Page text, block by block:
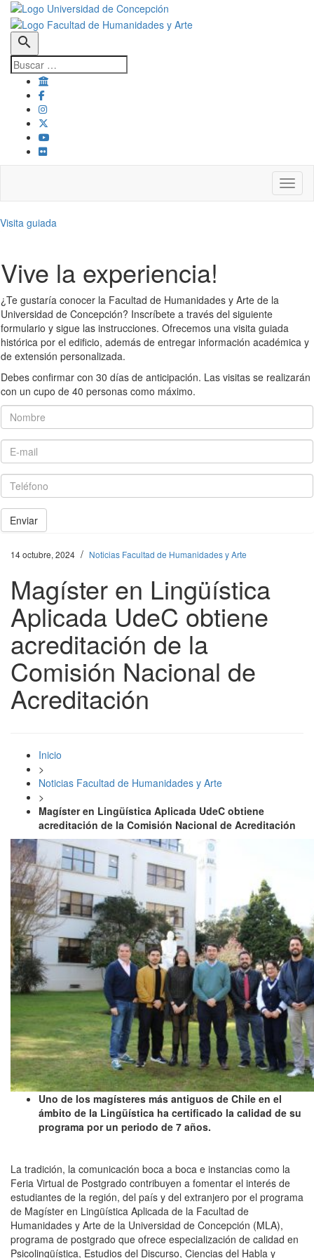
search
Visita guiada
Vive la experiencia!
¿Te gustaría conocer la Facultad de Humanidades y Arte de la
Universidad de Concepción? Inscríbete a través del siguiente
formulario y sigue las instrucciones. Ofrecemos una visita guiada
histórica por el edificio, además de entregar información académica y
de extensión personalizada.
Debes confirmar con 30 días de anticipación. Las visitas se realizarán
con un cupo de 40 personas como máximo.
Nombre
E-mail
Teléfono
Enviar
14 octubre, 2024 / Noticias Facultad de Humanidades y Arte
Magíster en Lingüística
Aplicada UdeC obtiene
acreditación de la
Comisión Nacional de
Acreditación
Inicio
>
Noticias Facultad de Humanidades y Arte
>
Magíster en Lingüística Aplicada UdeC obtiene
acreditación de la Comisión Nacional de Acreditación
Uno de los magísteres más antiguos de Chile en el
ámbito de la Lingüística ha certificado la calidad de su
programa por un periodo de 7 años.
La tradición, la comunicación boca a boca e instancias como la
Feria Virtual de Postgrado contribuyen a fomentar el interés de
estudiantes de la región, del país y del extranjero por el programa
de Magíster en Lingüística Aplicada de la Facultad de
Humanidades y Arte de la Universidad de Concepción (MLA),
programa de postgrado que ofrece especialización de calidad en
Psicolingüística, Estudios del Discurso, Ciencias del Habla y